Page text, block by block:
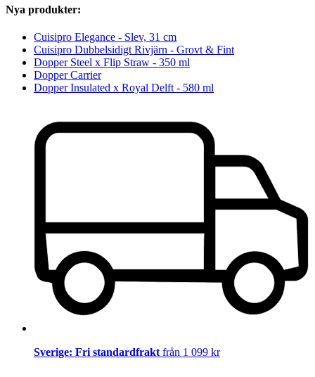
Nya produkter:
Cuisipro Elegance - Slev, 31 cm
Cuisipro Dubbelsidigt Rivjärn - Grovt & Fint
Dopper Steel x Flip Straw - 350 ml
Dopper Carrier
Dopper Insulated x Royal Delft - 580 ml
Sverige: Fri standardfrakt från 1 099 kr